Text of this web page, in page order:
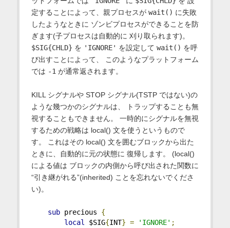
定することによって、親プロセスが wait() に失敗
したようなときに ゾンビプロセスができることを防
ぎます(子プロセスは自動的に 刈り取られます)。
$SIG{CHLD} を 'IGNORE' を設定して wait() を呼
び出すことによって、 このようなプラットフォーム
では -1 が通常返されます。
KILL シグナルや STOP シグナル(TSTP ではない)の
ような幾つかのシグナルは、 トラップすることも無
視することもできません。 一時的にシグナルを無視
するための戦略は local() 文を使うというもので
す。 これはその local() 文を囲むブロックから出た
ときに、自動的に元の状態に 復帰します。 (local()
による値は ブロックの内側から呼び出された関数に
“引き継がれる”(inherited) ことを忘れないでくださ
い)。
sub precious {
local
$SIG{INT} = 'IGNORE' ;